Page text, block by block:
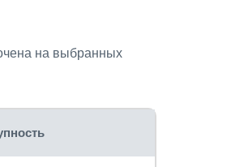
на выбранных